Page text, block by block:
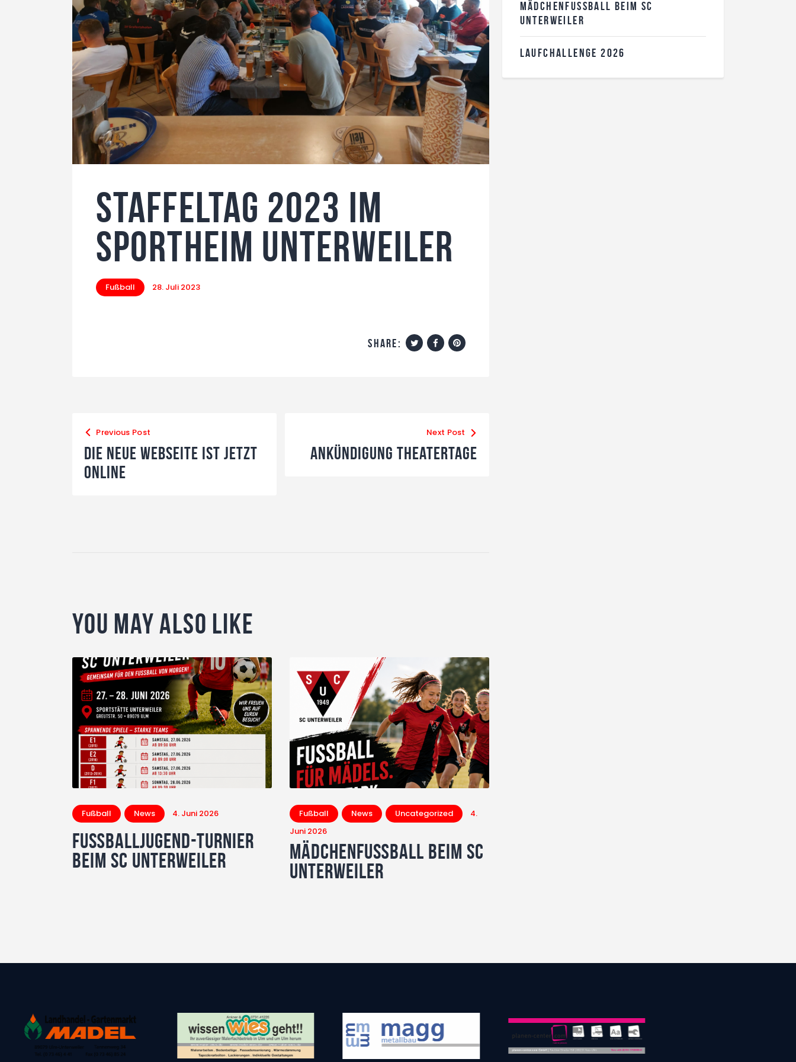
Staffeltag 2023 im
Sportheim unterweiler
Fußball 28. Juli 2023
share:
Previous Post
Die Neue Webseite ist Jetzt
Online
Next Post
Ankündigung Theatertage
You May Also Like
Fußball News 4. Juni 2026
Fußballjugend-Turnier
beim SC Unterweiler
Fußball News Uncategorized
4.
Juni 2026
Mädchenfußball beim SC
Unterweiler
MÄDCHENFUSSBALL BEIM SC U
NTERWEILER
LAUFCHALLENGE 2026